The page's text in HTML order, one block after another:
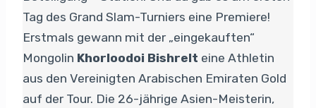
Tag des Grand Slam-Turniers eine Premiere!
Erstmals gewann mit der „eingekauften“
Mongolin Khorloodoi Bishrelt eine Athletin
aus den Vereinigten Arabischen Emiraten Gold
auf der Tour. Die 26-jährige Asien-Meisterin,